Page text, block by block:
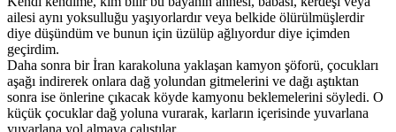
ailesi aynı yoksulluğu yaşıyorlardır veya belkide ölürülmüşlerdir
diye düşündüm ve bunun için üzülüp ağlıyordur diye içimden
geçirdim.
Daha sonra bir İran karakoluna yaklaşan kamyon şöforü, çocukları
aşağı indirerek onlara dağ yolundan gitmelerini ve dağı aştıktan
sonra ise önlerine çıkacak köyde kamyonu beklemelerini söyledi. O
küçük çocuklar dağ yoluna vurarak, karların içerisinde yuvarlana
yuvarlana yol almaya çalıştılar.